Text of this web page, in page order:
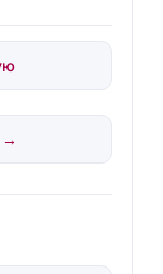
→